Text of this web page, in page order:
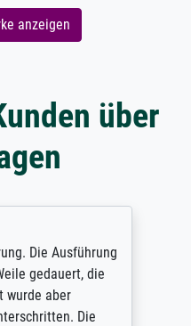
anzeigen
über
Die Ausführung
gedauert, die
wurde aber
Die